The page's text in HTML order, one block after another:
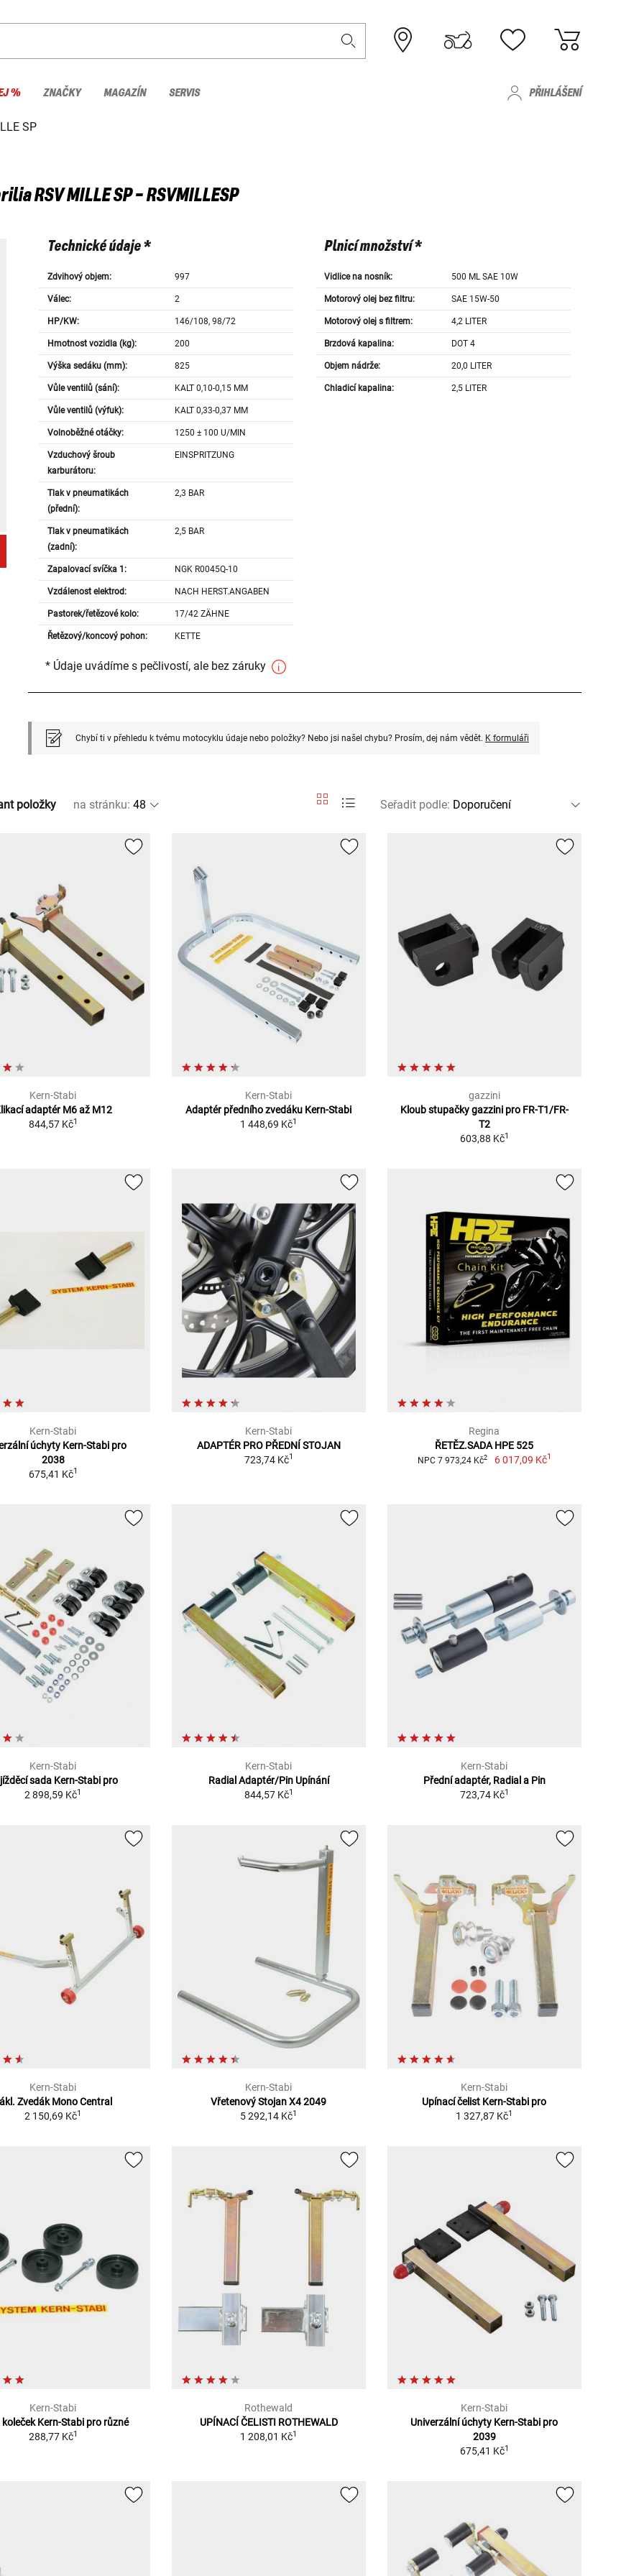
% ZNAČKY MAGAZÍN SERVIS PŘIHLÁŠENÍ
SP
RSV MILLE SP - RSVMILLESP
Technické údaje *
Zdvihový objem: 997
Válec: 2
HP/KW: 146/108, 98/72
Hmotnost vozidla (kg): 200
Výška sedáku (mm): 825
Vůle ventilů (sání): KALT 0,10-0,15 MM
Vůle ventilů (výfuk): KALT 0,33-0,37 MM
Volnoběžné otáčky: 1250 ± 100 U/MIN
Vzduchový šroub
karburátoru:
EINSPRITZUNG
Tlak v pneumatikách
(přední):
2,3 BAR
Tlak v pneumatikách
(zadní):
2,5 BAR
Zapalovací svíčka 1: NGK R0045Q-10
Vzdálenost elektrod: NACH HERST.ANGABEN
Pastorek/řetězové kolo: 17/42 ZÄHNE
Řetězový/koncový pohon: KETTE
Plnicí množství *
Vidlice na nosník: 500 ML SAE 10W
Motorový olej bez filtru: SAE 15W-50
Motorový olej s filtrem: 4,2 LITER
Brzdová kapalina: DOT 4
Objem nádrže: 20,0 LITER
Chladicí kapalina: 2,5 LITER
* Údaje uvádíme s pečlivostí, ale bez záruky
Chybí ti v přehledu k tvému motocyklu údaje nebo položky? Nebo jsi našel chybu? Prosím, dej nám vědět. K formuláři
položky na stránku: Seřadit podle:
Kern-Stabi
adaptér M6 až M12
844,57 Kč1
Kern-Stabi
Adaptér předního zvedáku Kern-Stabi
1 448,69 Kč1
gazzini
Kloub stupačky gazzini pro FR-T1/FR-
T2
603,88 Kč1
Kern-Stabi
úchyty Kern-Stabi pro
2038
675,41 Kč1
Kern-Stabi
ADAPTÉR PRO PŘEDNÍ STOJAN
723,74 Kč1
Regina
ŘETĚZ.SADA HPE 525
NPC 7 973,24 Kč2 6 017,09 Kč1
Kern-Stabi
sada Kern-Stabi pro
2 898,59 Kč1
Kern-Stabi
Radial Adaptér/Pin Upínání
844,57 Kč1
Kern-Stabi
Přední adaptér, Radial a Pin
723,74 Kč1
Kern-Stabi
Zvedák Mono Central
2 150,69 Kč1
Kern-Stabi
Vřetenový Stojan X4 2049
5 292,14 Kč1
Kern-Stabi
Upínací čelist Kern-Stabi pro
1 327,87 Kč1
Kern-Stabi
koleček Kern-Stabi pro různé
288,77 Kč1
Rothewald
UPÍNACÍ ČELISTI ROTHEWALD
1 208,01 Kč1
Kern-Stabi
Univerzální úchyty Kern-Stabi pro
2039
675,41 Kč1